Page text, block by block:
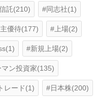
託(210) 同志社(1)
優待(177) 上場(2)
新規上場(2)
ン投資家(135)
レード(1) 日本株(200)